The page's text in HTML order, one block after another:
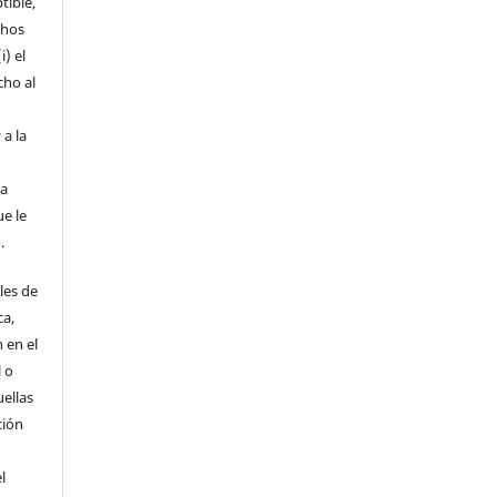
el
al
la
le
de
en el
o